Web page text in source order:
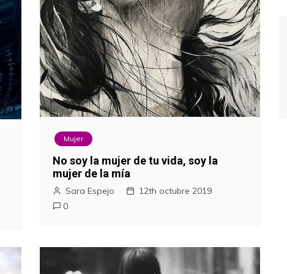
Mujer
No soy la mujer de tu vida, soy la
mujer de la mía
Sara Espejo
12th octubre 2019
0